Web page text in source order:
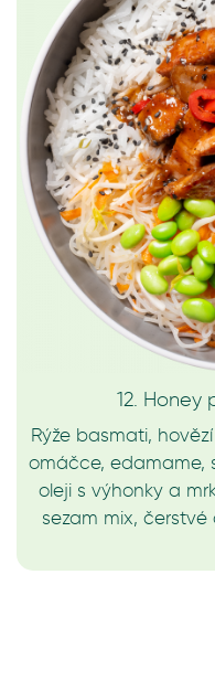
12.
Rýže basmati,
omáčce, edamame,
oleji s výhonky a
sezam mix, čerstvé